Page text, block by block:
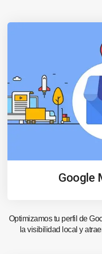
Google
Optimizamos tu perfil de
la visibilidad local y